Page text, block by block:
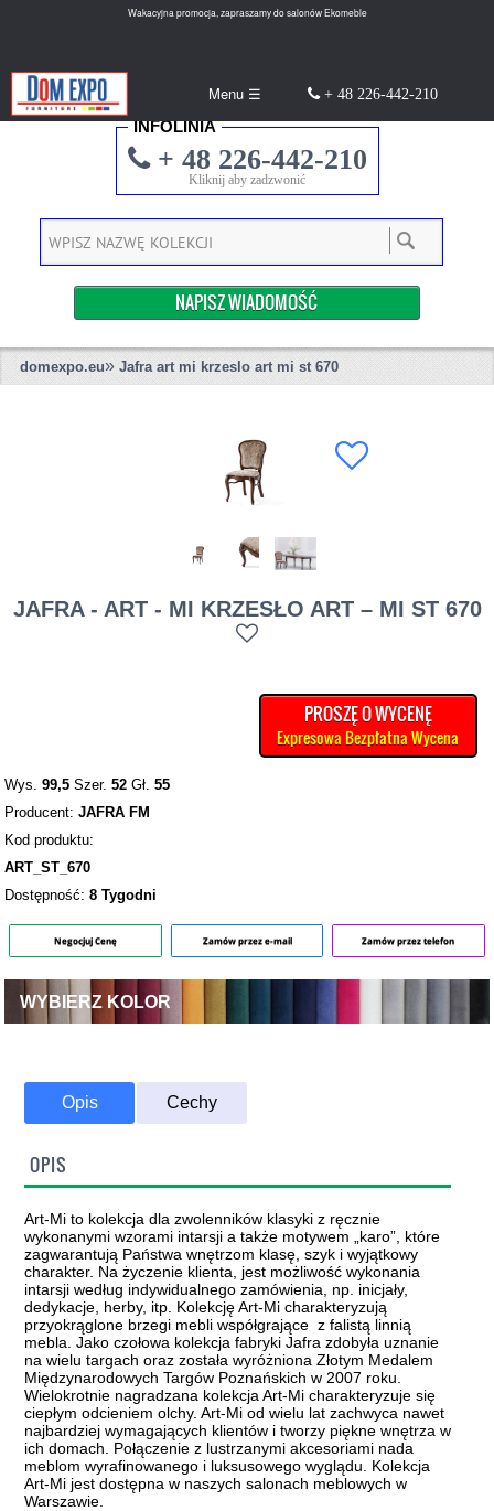
Wakacyjna promocja, zapraszamy do salonów Ekomeble
Menu ☰ + 48 226-442-210
INFOLINIA
+ 48 226-442-210
Kliknij aby zadzwonić
NAPISZ WIADOMOŚĆ
domexpo.eu» Jafra art mi krzeslo art mi st 670
JAFRA - ART - MI KRZESŁO ART – MI ST 670
PROSZĘ O WYCENĘ
Expresowa Bezpłatna Wycena
Wys.99,5 Szer.52 Gł.55
Producent:JAFRA FM
Kod produktu:
ART_ST_670
Dostępność:8 Tygodni
Negocjuj Cenę Zamów przez e-mail Zamów przez telefon
WYBIERZ KOLOR
Opis Cechy
OPIS
Art-Mi to kolekcja dla zwolenników klasyki z ręcznie
wykonanymi wzorami intarsji a także motywem „karo”, które
zagwarantują Państwa wnętrzom klasę, szyk i wyjątkowy
charakter. Na życzenie klienta, jest możliwość wykonania
intarsji według indywidualnego zamówienia, np. inicjały,
dedykacje, herby, itp. Kolekcję Art-Mi charakteryzują
przyokrąglone brzegi mebli współgrające z falistą linnią
mebla. Jako czołowa kolekcja fabryki Jafra zdobyła uznanie
na wielu targach oraz została wyróżniona Złotym Medalem
Międzynarodowych Targów Poznańskich w 2007 roku.
Wielokrotnie nagradzana kolekcja Art-Mi charakteryzuje się
ciepłym odcieniem olchy. Art-Mi od wielu lat zachwyca nawet
najbardziej wymagających klientów i tworzy piękne wnętrza w
ich domach. Połączenie z lustrzanymi akcesoriami nada
meblom wyrafinowanego i luksusowego wyglądu. Kolekcja
Art-Mi jest dostępna w naszych salonach meblowych w
Warszawie.